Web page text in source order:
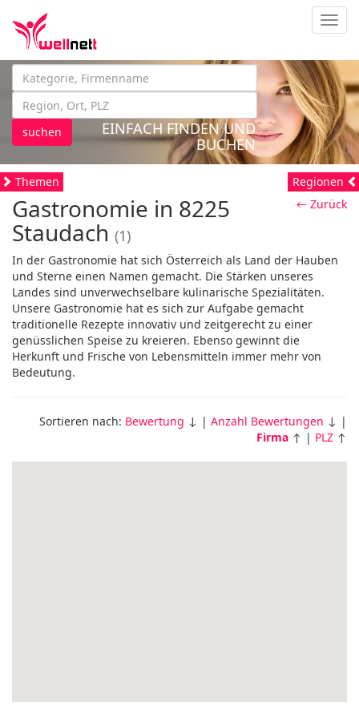
suchen
EINFACH FINDEN UND
BUCHEN
Themen
← Zurück
Gastronomie in 8225
Staudach (1)
In der Gastronomie hat sich Österreich als Land der Hauben
und Sterne einen Namen gemacht. Die Stärken unseres
Landes sind unverwechselbare kulinarische Spezialitäten.
Unsere Gastronomie hat es sich zur Aufgabe gemacht
traditionelle Rezepte innovativ und zeitgerecht zu einer
genüsslichen Speise zu kreieren. Ebenso gewinnt die
Herkunft und Frische von Lebensmitteln immer mehr von
Bedeutung.
Sortieren nach: Bewertung ↓ | Anzahl Bewertungen ↓ |
Firma ↑ | PLZ ↑
Regionen